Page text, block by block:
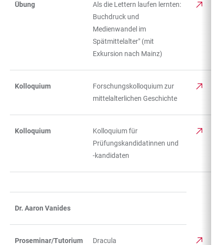
Übung
Als die Lettern laufen lernten:
Buchdruck und
Medienwandel im
Spätmittelalter" (mit
Exkursion nach Mainz)
Kolloquium
Forschungskolloquium zur
mittelalterlichen Geschichte
Kolloquium
Kolloquium für
Prüfungskandidatinnen und
-kandidaten
Dr. Aaron Vanides
Proseminar/Tutorium Dracula